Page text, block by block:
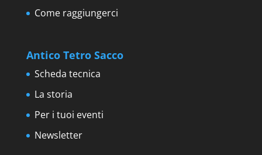
Come raggiungerci
Antico Tetro Sacco
Scheda tecnica
La storia
Per i tuoi eventi
Newsletter